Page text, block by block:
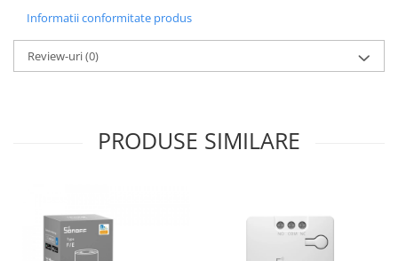
Informatii conformitate produs
Review-uri(0)
PRODUSE SIMILARE